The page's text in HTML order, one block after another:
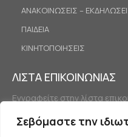
Σεβόμαστε την
ΑΝΑΚΟΙΝΩΣΕΙΣ –
ΠΑΙΔΕΙΑ
ΚΙΝΗΤΟΠΟΙΗΣΕΙΣ
ΛΙΣΤΑ ΕΠΙΚΟΙΝΩΝΙΑΣ
Εγγραφείτε στην λίστα